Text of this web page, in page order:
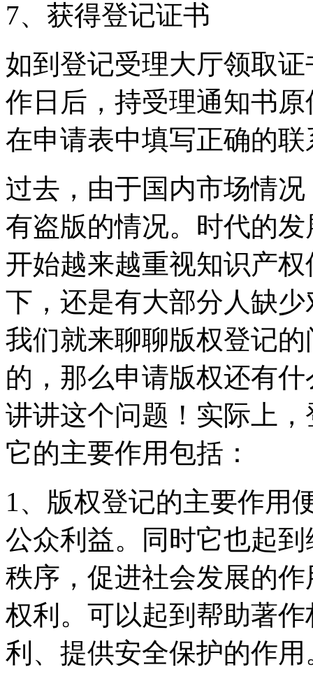
7、获得登记证书
如到登记受理大厅领取
作日后，持受理通知书
在申请表中填写正确的
过去，由于国内市场情
有盗版的情况。时代的
开始越来越重视知识产
下，还是有大部分人缺
我们就来聊聊版权登记
的，那么申请版权还有
讲讲这个问题！实际上
它的主要作用包括：
1、版权登记的主要作用
公众利益。同时它也起
秩序，促进社会发展的
权利。可以起到帮助著
利、提供安全保护的作